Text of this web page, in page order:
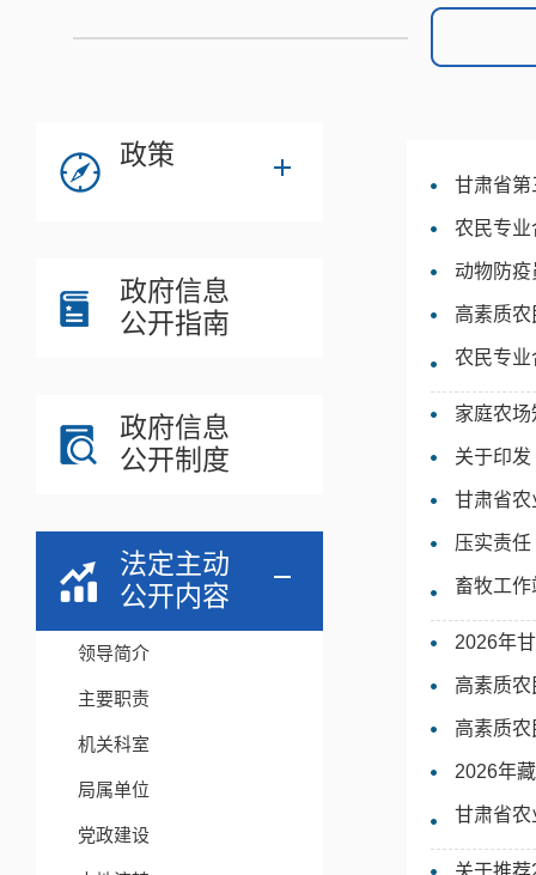
政策
政府信息
公开指南
政府信息
公开制度
法定主动
公开内容
领导简介
主要职责
机关科室
局属单位
党政建设
甘肃省第
农民专业
动物防疫
高素质
农民专业
家庭农
关于印
甘肃省
压实责
畜牧工
2026年
高素质
高素质
2026年
甘肃省
关于推